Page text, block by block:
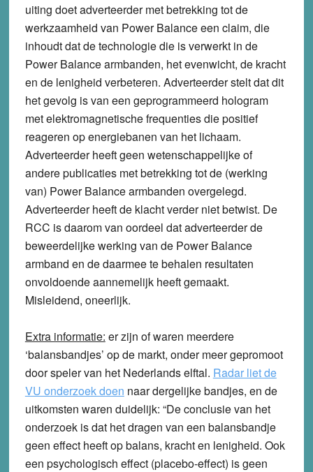
uiting doet adverteerder met betrekking tot de
werkzaamheid van Power Balance een claim, die
inhoudt dat de technologie die is verwerkt in de
Power Balance armbanden, het evenwicht, de kracht
en de lenigheid verbeteren. Adverteerder stelt dat dit
het gevolg is van een geprogrammeerd hologram
met elektromagnetische frequenties die positief
reageren op energiebanen van het lichaam.
Adverteerder heeft geen wetenschappelijke of
andere publicaties met betrekking tot de (werking
van) Power Balance armbanden overgelegd.
Adverteerder heeft de klacht verder niet betwist. De
RCC is daarom van oordeel dat adverteerder de
beweerdelijke werking van de Power Balance
armband en de daarmee te behalen resultaten
onvoldoende aannemelijk heeft gemaakt.
Misleidend, oneerlijk.
Extra informatie: er zijn of waren meerdere
‘balansbandjes’ op de markt, onder meer gepromoot
door speler van het Nederlands elftal. Radar liet de
VU onderzoek doen naar dergelijke bandjes, en de
uitkomsten waren duidelijk: “De conclusie van het
onderzoek is dat het dragen van een balansbandje
geen effect heeft op balans, kracht en lenigheid. Ook
een psychologisch effect (placebo-effect) is geen